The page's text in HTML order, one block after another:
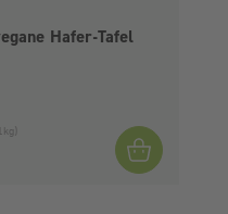
Hafer-Tafel